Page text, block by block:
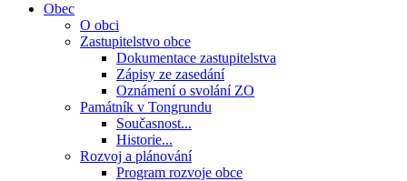
Obec
O obci
Zastupitelstvo obce
Dokumentace zastupitelstva
Zápisy ze zasedání
Oznámení o svolání ZO
Památník v Tongrundu
Současnost...
Historie...
Rozvoj a plánování
Program rozvoje obce